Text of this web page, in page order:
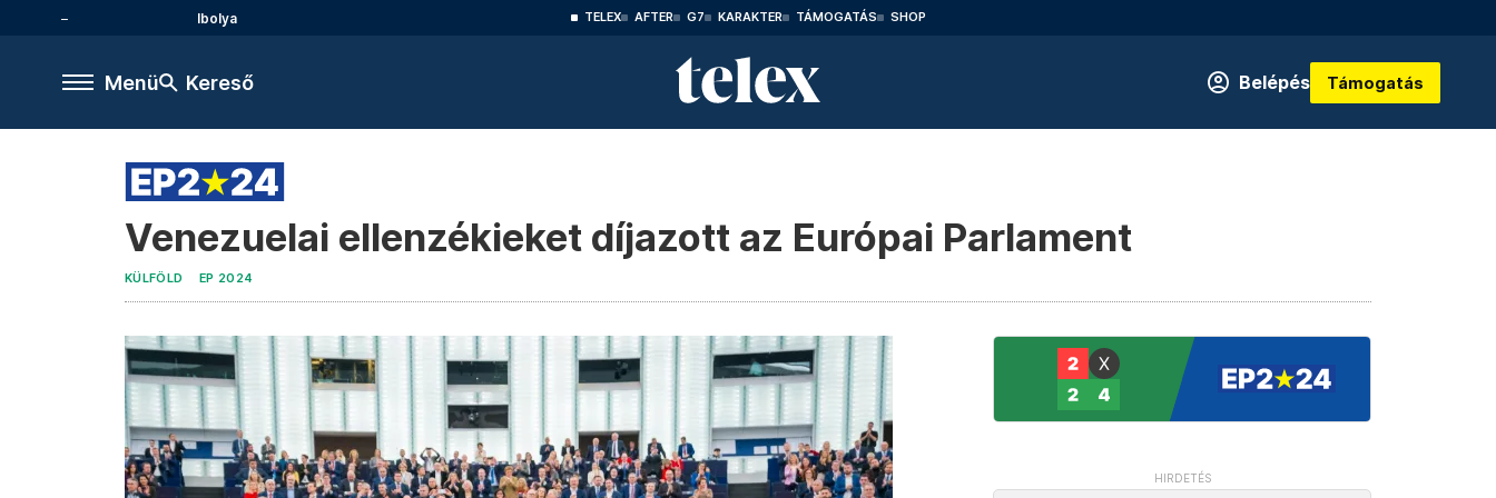
Ibolya TELEX AFTER G7 KARAKTER TÁMOGATÁS SHOP
Menü Kereső Belépés Támogatás
Venezuelai ellenzékieket díjazott az Európai Parlament
KÜLFÖLD EP 2024